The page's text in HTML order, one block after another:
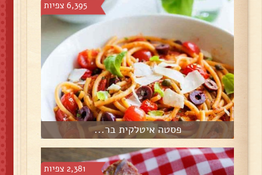
6,395 צפיות
פסטה איטלקית בר...
2,381 צפיות